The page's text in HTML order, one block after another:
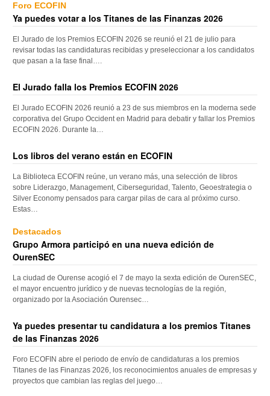
Foro ECOFIN
Ya puedes votar a los Titanes de las Finanzas 2026
El Jurado de los Premios ECOFIN 2026 se reunió el 21 de julio para
revisar todas las candidaturas recibidas y preseleccionar a los candidatos
que pasan a la fase final….
El Jurado falla los Premios ECOFIN 2026
El Jurado ECOFIN 2026 reunió a 23 de sus miembros en la moderna sede
corporativa del Grupo Occident en Madrid para debatir y fallar los Premios
ECOFIN 2026. Durante la…
Los libros del verano están en ECOFIN
La Biblioteca ECOFIN reúne, un verano más, una selección de libros
sobre Liderazgo, Management, Ciberseguridad, Talento, Geoestrategia o
Silver Economy pensados para cargar pilas de cara al próximo curso.
Estas…
Destacados
Grupo Armora participó en una nueva edición de
OurenSEC
La ciudad de Ourense acogió el 7 de mayo la sexta edición de OurenSEC,
el mayor encuentro jurídico y de nuevas tecnologías de la región,
organizado por la Asociación Ourensec…
Ya puedes presentar tu candidatura a los premios Titanes
de las Finanzas 2026
Foro ECOFIN abre el periodo de envío de candidaturas a los premios
Titanes de las Finanzas 2026, los reconocimientos anuales de empresas y
proyectos que cambian las reglas del juego…